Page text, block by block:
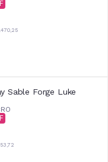
Sable Forge Luke